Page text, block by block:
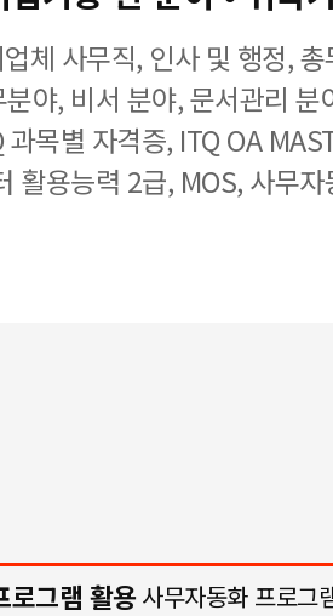
체 사무직, 인사 및 행정,
분야, 비서 분야, 문서관리
과목별 자격증, ITQ OA
활용능력 2급, MOS, 사무
로그램 활용사무자동화 프로그